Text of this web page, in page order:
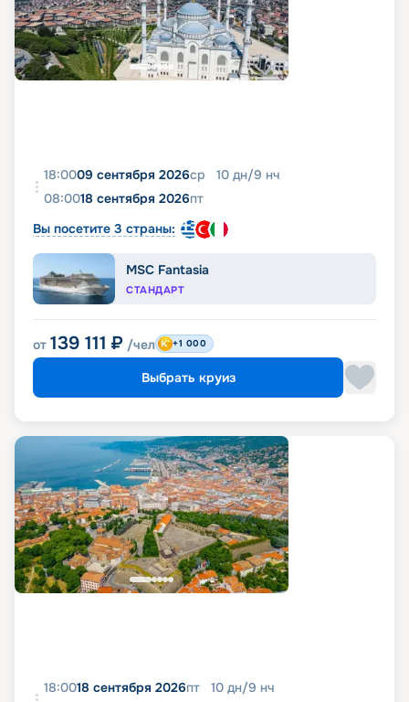
18:0009 сентября 2026ср 10 дн/9 нч
08:0018 сентября 2026пт
Вы посетите 3 страны:
MSC Fantasia
СТАНДАРТ
от 139 111 ₽ /чел +1 000
Выбрать круиз
18:0018 сентября 2026пт 10 дн/9 нч